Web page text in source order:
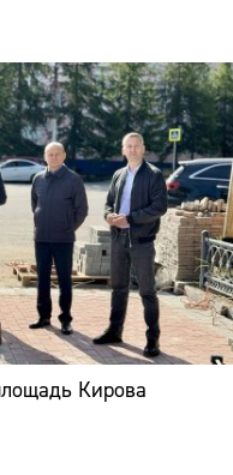
Кирова